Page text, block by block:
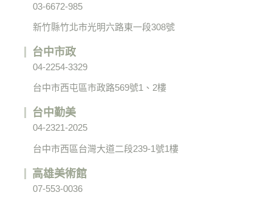
03-6672-985
新竹縣竹北市光明六路東一段308號
台中市政
04-2254-3329
台中市西屯區市政路569號1、2樓
台中勤美
04-2321-2025
台中市西區台灣大道二段239-1號1樓
高雄美術館
07-553-0036